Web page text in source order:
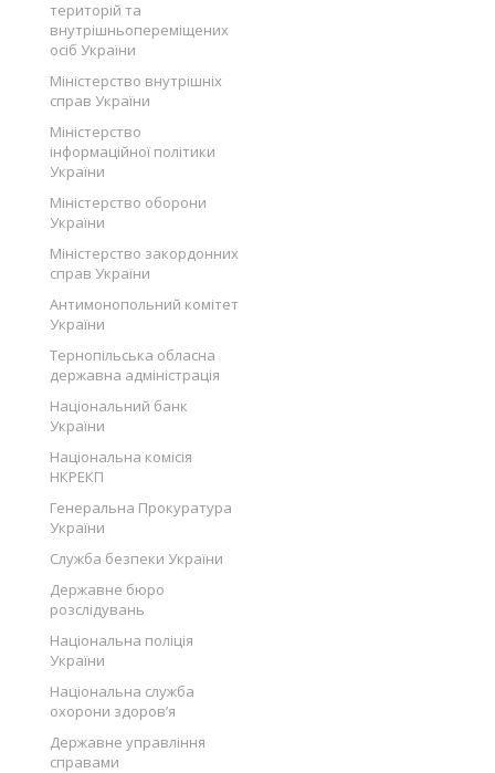
територій та
внутрішньопереміщених
осіб України
Міністерство внутрішніх
справ України
Міністерство
інформаційної політики
України
Міністерство оборони
України
Міністерство закордонних
справ України
Антимонопольний комітет
України
Тернопільська обласна
державна адміністрація
Національний банк
України
Національна комісія
НКРЕКП
Генеральна Прокуратура
України
Служба безпеки України
Державне бюро
розслідувань
Національна поліція
України
Національна служба
охорони здоров’я
Державне управління
справами